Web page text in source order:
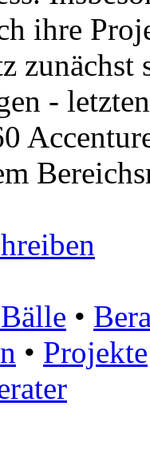
ihre
zunächst
-
•
• Projekte